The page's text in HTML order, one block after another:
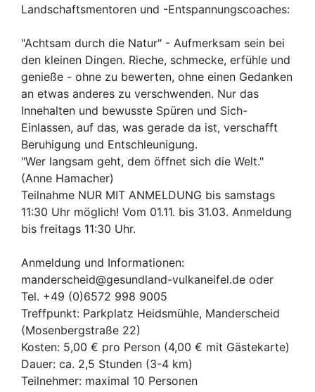
Landschaftsmentoren und -Entspannungscoaches:
"Achtsam durch die Natur" - Aufmerksam sein bei
den kleinen Dingen. Rieche, schmecke, erfühle und
genieße - ohne zu bewerten, ohne einen Gedanken
an etwas anderes zu verschwenden. Nur das
Innehalten und bewusste Spüren und Sich-
Einlassen, auf das, was gerade da ist, verschafft
Beruhigung und Entschleunigung.
"Wer langsam geht, dem öffnet sich die Welt."
(Anne Hamacher)
Teilnahme NUR MIT ANMELDUNG bis samstags
11:30 Uhr möglich! Vom 01.11. bis 31.03. Anmeldung
bis freitags 11:30 Uhr.
Anmeldung und Informationen:
manderscheid@gesundland-vulkaneifel.de oder
Tel. +49 (0)6572 998 9005
Treffpunkt: Parkplatz Heidsmühle, Manderscheid
(Mosenbergstraße 22)
Kosten: 5,00 € pro Person (4,00 € mit Gästekarte)
Dauer: ca. 2,5 Stunden (3-4 km)
Teilnehmer: maximal 10 Personen